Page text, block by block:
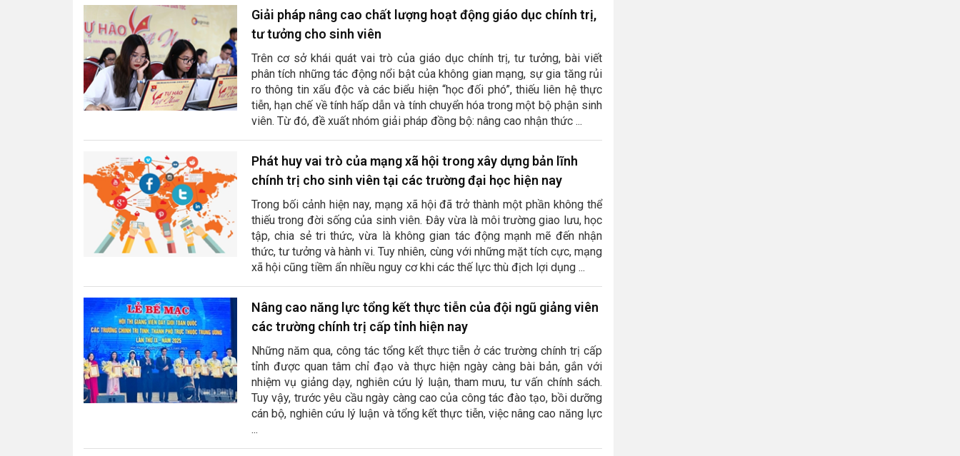
Giải pháp nâng cao chất lượng hoạt động giáo dục chính trị,
tư tưởng cho sinh viên
Trên cơ sở khái quát vai trò của giáo dục chính trị, tư tưởng, bài viết
phân tích những tác động nổi bật của không gian mạng, sự gia tăng rủi
ro thông tin xấu độc và các biểu hiện “học đối phó”, thiếu liên hệ thực
tiễn, hạn chế về tính hấp dẫn và tính chuyển hóa trong một bộ phận sinh
viên. Từ đó, đề xuất nhóm giải pháp đồng bộ: nâng cao nhận thức ...
Phát huy vai trò của mạng xã hội trong xây dựng bản lĩnh
chính trị cho sinh viên tại các trường đại học hiện nay
Trong bối cảnh hiện nay, mạng xã hội đã trở thành một phần không thể
thiếu trong đời sống của sinh viên. Đây vừa là môi trường giao lưu, học
tập, chia sẻ tri thức, vừa là không gian tác động mạnh mẽ đến nhận
thức, tư tưởng và hành vi. Tuy nhiên, cùng với những mặt tích cực, mạng
xã hội cũng tiềm ẩn nhiều nguy cơ khi các thế lực thù địch lợi dụng ...
Nâng cao năng lực tổng kết thực tiễn của đội ngũ giảng viên
các trường chính trị cấp tỉnh hiện nay
Những năm qua, công tác tổng kết thực tiễn ở các trường chính trị cấp
tỉnh được quan tâm chỉ đạo và thực hiện ngày càng bài bản, gắn với
nhiệm vụ giảng dạy, nghiên cứu lý luận, tham mưu, tư vấn chính sách.
Tuy vậy, trước yêu cầu ngày càng cao của công tác đào tạo, bồi dưỡng
cán bộ, nghiên cứu lý luận và tổng kết thực tiễn, việc nâng cao năng lực
...